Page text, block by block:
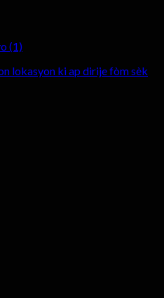
lokasyon ki ap dirije fòm sèk